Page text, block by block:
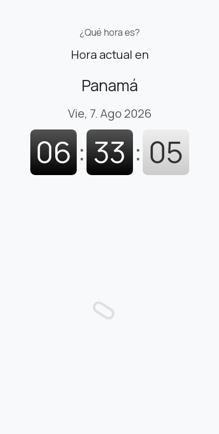
¿Qué hora es?
Hora actual en
Panamá
Vie, 7. Ago 2026
06 : 33 : 06